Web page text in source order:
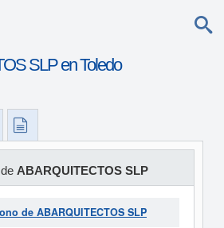
SLP en Toledo
ABARQUITECTOS SLP
de ABARQUITECTOS SLP